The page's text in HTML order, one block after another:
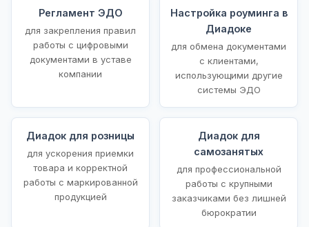
Регламент ЭДО
для закрепления правил
работы с цифровыми
документами в уставе
компании
Настройка роуминга в
Диадоке
для обмена документами
с клиентами,
использующими другие
системы ЭДО
Диадок для розницы
для ускорения приемки
товара и корректной
работы с маркированной
продукцией
Диадок для
самозанятых
для профессиональной
работы с крупными
заказчиками без лишней
бюрократии